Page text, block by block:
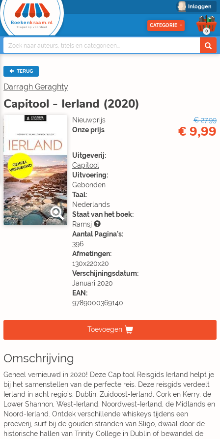
Inloggen
Boeken kraam.nl
Stapel op voordeel CATEGORIE
0
TERUG
Darragh Geraghty
Capitool - Ierland (2020)
Nieuwprijs
€ 27,99
Onze prijs
€ 9,99
Uitgeverij:
Capitool
Uitvoering:
Gebonden
Taal:
Nederlands
Staat van het boek:
Ramsj
Aantal Pagina's:
396
Afmetingen:
130x220x20
Verschijningsdatum:
Januari 2020
EAN:
9789000369140
Toevoegen
Omschrijving
Geheel vernieuwd in 2020! Deze Capitool Reisgids Ierland helpt je
bij het samenstellen van de perfecte reis. Deze reisgids verdeelt
Ierland in acht regio’s: Dublin, Zuidoost-Ierland, Cork en Kerry, de
Lower Shannon, West-Ierland, Noordwest-Ierland, de Midlands en
Noord-Ierland. Ontdek verschillende whiskeys tijdens een
proeverij, surf bij de gouden stranden van Sligo, dwaal door de
historische hallen van Trinity College in Dublin of bewandel de